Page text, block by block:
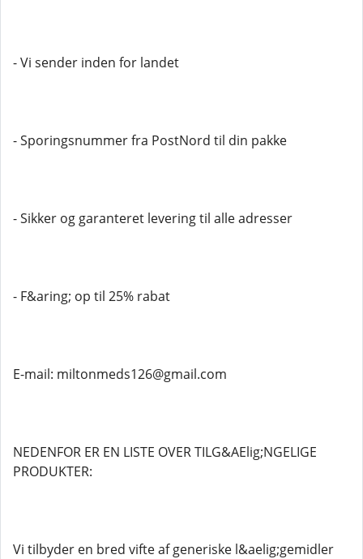
- Vi sender inden for landet
- Sporingsnummer fra PostNord til din pakke
- Sikker og garanteret levering til alle adresser
- F&aring; op til 25% rabat
E-mail: miltonmeds126@gmail.com
NEDENFOR ER EN LISTE OVER TILG&AElig;NGELIGE
PRODUKTER:
Vi tilbyder en bred vifte af generiske l&aelig;gemidler